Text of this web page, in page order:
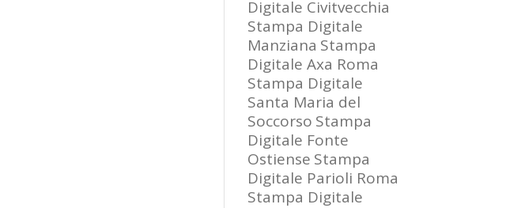
Digitale Civitvecchia
Stampa Digitale
Manziana Stampa
Digitale Axa Roma
Stampa Digitale
Santa Maria del
Soccorso Stampa
Digitale Fonte
Ostiense Stampa
Digitale Parioli Roma
Stampa Digitale